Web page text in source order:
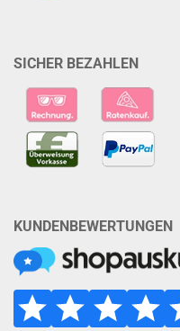
SICHER BEZAHLEN
KUNDENBEWERTUNGEN